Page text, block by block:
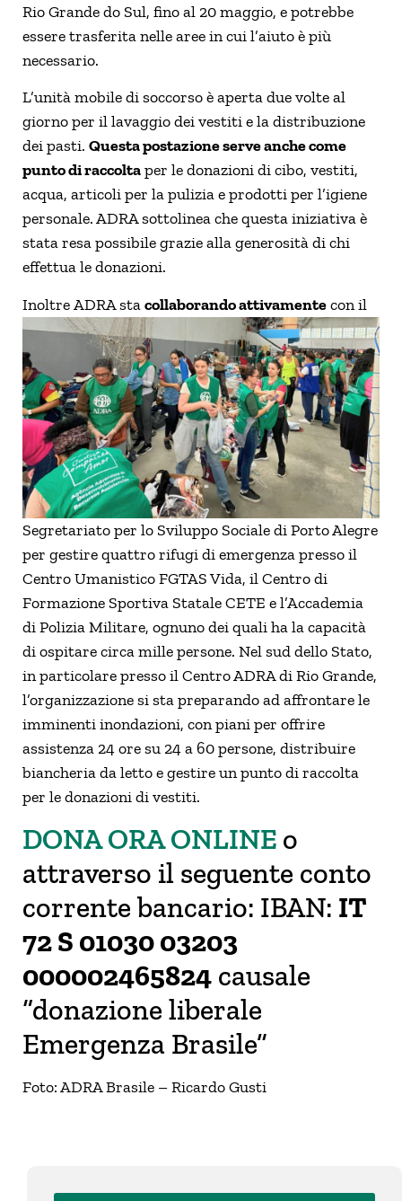
Rio Grande do Sul, fino al 20 maggio, e potrebbe
essere trasferita nelle aree in cui l’aiuto è più
necessario.
L’unità mobile di soccorso è aperta due volte al
giorno per il lavaggio dei vestiti e la distribuzione
dei pasti. Questa postazione serve anche come
punto di raccoltaper le donazioni di cibo, vestiti,
acqua, articoli per la pulizia e prodotti per l’igiene
personale. ADRA sottolinea che questa iniziativa è
stata resa possibile grazie alla generosità di chi
effettua le donazioni.
InoltreADRA stacollaborando attivamentecon il
Segretariato per lo Sviluppo Sociale di Porto Alegre
per gestire quattro rifugi di emergenza presso il
Centro Umanistico FGTAS Vida, il Centro di
Formazione Sportiva Statale CETE e l’Accademia
di Polizia Militare, ognuno dei quali ha la capacità
di ospitare circa mille persone. Nel sud dello Stato,
in particolare presso il Centro ADRA di Rio Grande,
l’organizzazione si sta preparando ad affrontare le
imminenti inondazioni, con piani per offrire
assistenza 24 ore su 24 a 60 persone, distribuire
biancheria da letto e gestire un punto di raccolta
per le donazioni di vestiti.
DONA ORA ONLINE o
attraverso il seguente conto
corrente bancario: IBAN: IT
72 S 01030 03203
000002465824 causale
“donazione liberale
Emergenza Brasile”
Foto: ADRA Brasile – Ricardo Gusti